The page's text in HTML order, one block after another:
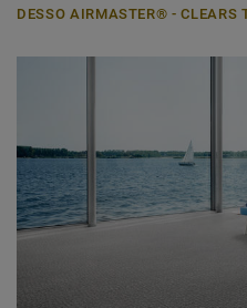
DESSO AIRMASTER® - CLEARS